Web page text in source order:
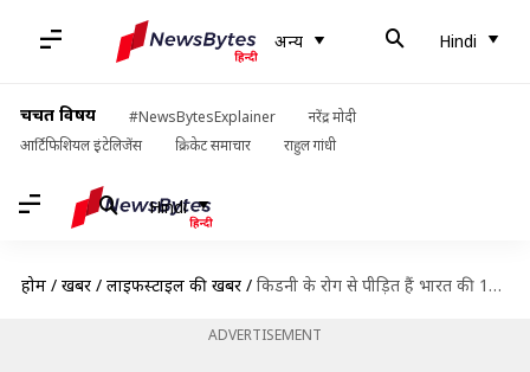
अन्य Hindi
चर्चित विषय #NewsBytesExplainer
नरेंद्र मोदी
आर्टिफिशियल इंटेलिजेंस
क्रिकेट समाचार राहुल गांधी
Hindi
होम / खबरें / लाइफस्टाइल की खबरें / किडनी के रोग से पीड़ित हैं भारत की 14% महिलाएँ, जानें इसके कारण और बचाव
ADVERTISEMENT